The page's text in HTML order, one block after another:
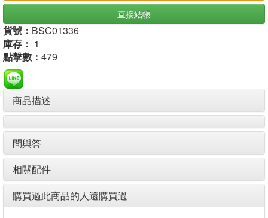
直接結帳
貨號： BSC01336
庫存： 1
點擊數： 479
商品描述
問與答
相關配件
購買過此商品的人還購買過